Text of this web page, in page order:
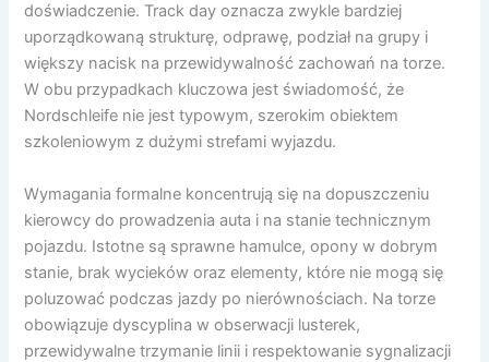
doświadczenie. Track day oznacza zwykle bardziej
uporządkowaną strukturę, odprawę, podział na grupy i
większy nacisk na przewidywalność zachowań na torze.
W obu przypadkach kluczowa jest świadomość, że
Nordschleife nie jest typowym, szerokim obiektem
szkoleniowym z dużymi strefami wyjazdu.
Wymagania formalne koncentrują się na dopuszczeniu
kierowcy do prowadzenia auta i na stanie technicznym
pojazdu. Istotne są sprawne hamulce, opony w dobrym
stanie, brak wycieków oraz elementy, które nie mogą się
poluzować podczas jazdy po nierównościach. Na torze
obowiązuje dyscyplina w obserwacji lusterek,
przewidywalne trzymanie linii i respektowanie sygnalizacji